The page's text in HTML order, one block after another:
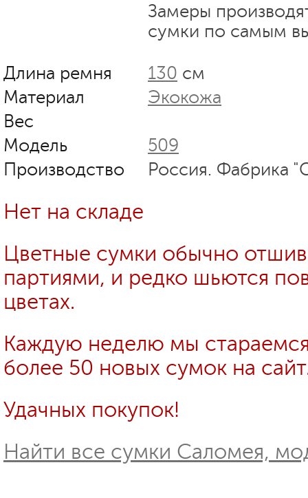
Замеры
сумки по самым
Длина ремня 130 см
Материал
Экокожа
Вес
Модель
509
Производство
Россия. Фабрика
Нет на складе
Цветные сумки обычно
партиями, и редко шьются
цветах.
Каждую неделю мы
более 50 новых сумок на
Удачных покупок!
Найти все сумки Саломея,